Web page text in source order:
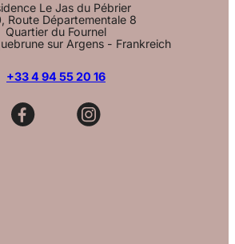
Le Jas du Pébrier
Route Départementale 8
Quartier du Fournel
sur Argens - Frankreich
+33 4 94 55 20 16